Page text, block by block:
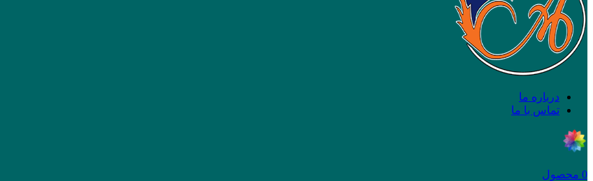
درباره ما
تماس با ما
0 محصول